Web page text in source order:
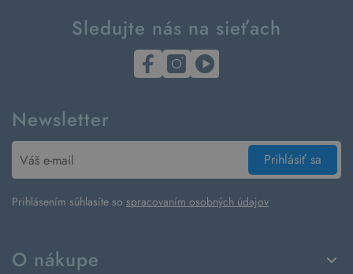
O nákupe
Sledujte nás na sieťach
Newsletter
Prihlásiť sa
Prihlásením súhlasíte so spracovaním osobných údajov